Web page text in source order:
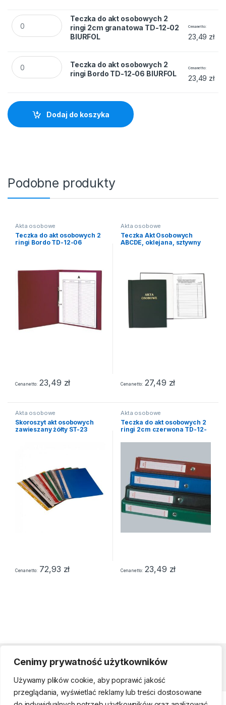
Cenimy prywatność użytkowników
Używamy plików cookie, aby poprawić jakość
przeglądania, wyświetlać reklamy lub treści dostosowane
Teczka do akt osobowych 2 ringi 2cm granatowa TD-12-02
Teczka do akt osobowych 2
ringi 2cm granatowa TD-12-02
BIURFOL
Cena netto
23,49 zł
Teczka do akt osobowych 2 ringi Bordo TD-12-06 BIURFOL
Teczka do akt osobowych 2
ringi Bordo TD-12-06 BIURFOL
Cena netto
23,49 zł
Dodaj do koszyka
Podobne produkty
Akta osobowe
Teczka do akt osobowych 2
ringi Bordo TD-12-06
Cena netto 23,49 zł
Akta osobowe
Teczka Akt Osobowych
ABCDE, oklejana, sztywny
Cena netto 27,49 zł
Akta osobowe
Skoroszyt akt osobowych
zawieszany żółty ST-23
Cena netto 72,93 zł
Akta osobowe
Teczka do akt osobowych 2
ringi 2cm czerwona TD-12-
Cena netto 23,49 zł
Strefa klienta